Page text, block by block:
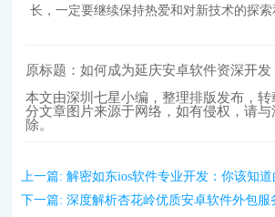
长，一定要继续保持热爱和对新技术的探索
原标题：如何成为延庆安卓软件资深开发
本文由深圳七星小编，整理排版发布，
分文章图片来源于网络，如有侵权，请与
除。
上一篇:解密如东ios软件专业开发：你该知道
下一篇:深度解析杏花岭优质安卓软件外包服